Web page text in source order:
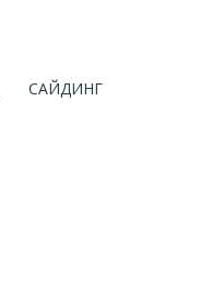
САЙДИНГ